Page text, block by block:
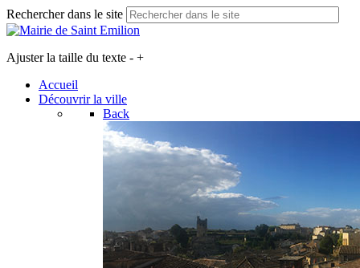
Rechercher dans le site
Ajuster la taille du texte - +
Accueil
Découvrir la ville
Back